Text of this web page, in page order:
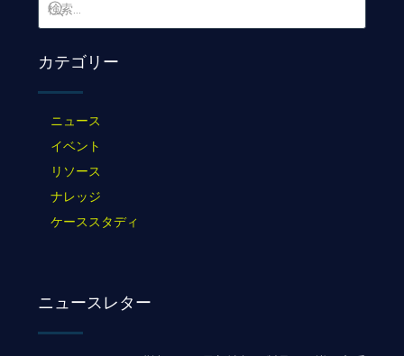
カテゴリー
ニュース
イベント
リソース
ナレッジ
ケーススタディ
ニュースレター